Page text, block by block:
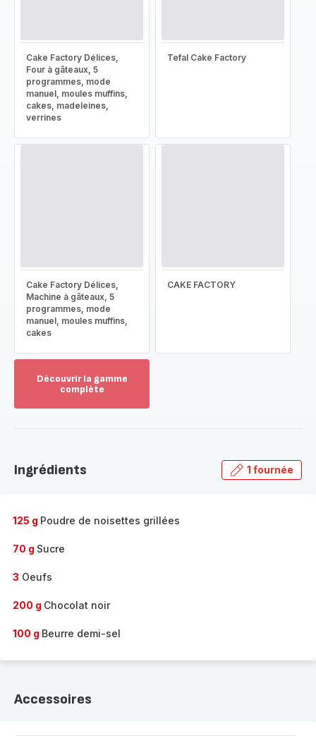
Cake Factory Délices,
Four à gâteaux, 5
programmes, mode
manuel, moules muffins,
cakes, madeleines,
verrines
Tefal Cake Factory
Cake Factory Délices,
Machine à gâteaux, 5
programmes, mode
manuel, moules muffins,
cakes
CAKE FACTORY
Découvrir la gamme
complète
gamme
Ingrédients 1 fournée
125 g Poudre de noisettes grillées
70 g Sucre
3 Oeufs
200 g Chocolat noir
100 g Beurre demi-sel
Accessoires